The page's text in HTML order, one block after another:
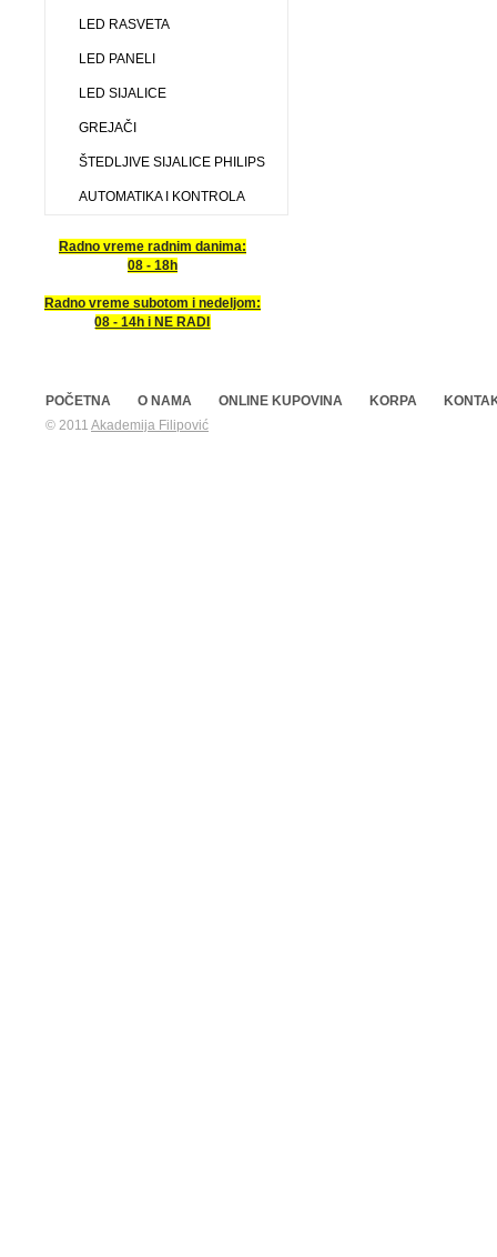
LED RASVETA
LED PANELI
LED SIJALICE
GREJAČI
ŠTEDLJIVE SIJALICE PHILIPS
AUTOMATIKA I KONTROLA
Radno vreme radnim danima:
08 - 18h
Radno vreme subotom i nedeljom:
08 - 14h i NE RADI
POČETNA O NAMA ONLINE KUPOVINA KORPA
© 2011 Akademija Filipović